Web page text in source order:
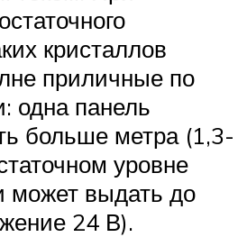
кристаллов
приличные по
одна панель
больше метра (1,3-
уровне
может выдать до
24 В).